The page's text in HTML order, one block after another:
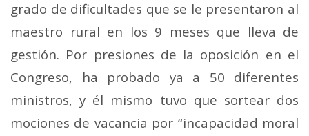
grado de dificultades que se le presentaron al
maestro rural en los 9 meses que lleva de
gestión. Por presiones de la oposición en el
Congreso, ha probado ya a 50 diferentes
ministros, y él mismo tuvo que sortear dos
mociones de vacancia por “incapacidad moral